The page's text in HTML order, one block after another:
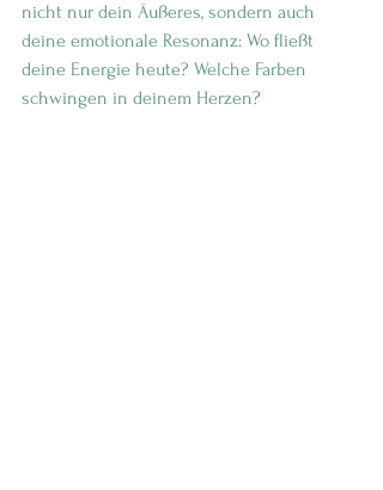
nicht nur dein Äußeres, sondern auch
deine emotionale Resonanz: Wo fließt
deine Energie heute? Welche Farben
schwingen in deinem Herzen?